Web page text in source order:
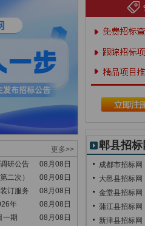
更多>>
研公告
08月08日
二次）
08月08日
订服务
08月08日
年
08月08日
一期
08月08日
郫县招标
成都市招标网
大邑县招标网
金堂县招标网
蒲江县招标网
新津县招标网